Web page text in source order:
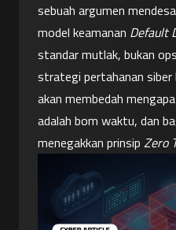
sebuah argumen
model keamanan Default
standar mutlak, bukan
strategi pertahanan
akan membedah
adalah bom waktu, dan
menegakkan prinsip Zero